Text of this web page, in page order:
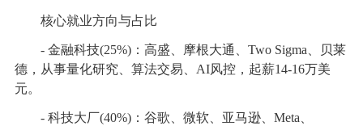
核心就业方向与占比
- 金融科技(25%)：高盛、摩根大通、Two Sigma、贝莱
德，从事量化研究、算法交易、AI风控，起薪14-16万美
元。
- 科技大厂(40%)：谷歌、微软、亚马逊、Meta、